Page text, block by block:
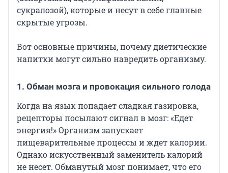
сукралозой), которые и несут в себе главные
скрытые угрозы.
Вот основные причины, почему диетические
напитки могут сильно навредить организму.
1. Обман мозга и провокация сильного голода
Когда на язык попадает сладкая газировка,
рецепторы посылают сигнал в мозг: «Едет
энергия!» Организм запускает
пищеварительные процессы и ждет калории.
Однако искусственный заменитель калорий
не несет. Обманутый мозг понимает, что его